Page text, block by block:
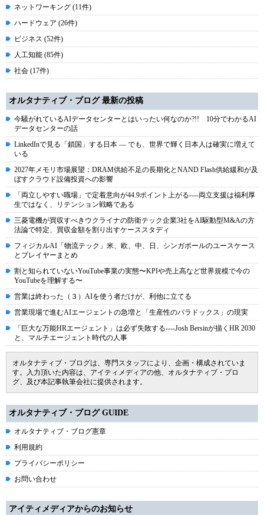
ネットワーキング (11件)
ハードウェア (26件)
ビジネス (52件)
人工知能 (85件)
社会 (17件)
オルタナティブ・ブログ 最新の投稿
今騒がれているAIデータセンターとはいったい何なのか?!! 10分でわかるAI
データセンターの話
LinkedInで見る「鎖国」する日本 ― でも、世界で輝く日本人は確実に増えて
いる
2027年メモリ市場展望：DRAM供給不足の長期化とNAND Flash供給緩和が及
ぼすクラウド設備投資への影響
「両立しやすい職場」で定着意向が44.9ポイント上がる----両立支援は福利厚
生ではなく、リテンション戦略である
三菱電機が買収すべきウクライナの防衛テック企業3社をAI駆動型M&Aの方
法論で特定、買収金額を割り出すケーススタディ
フィジカルAI「物流テック」米、欧、中、日、シンガポールのユースケース
とプレイヤーまとめ
割と知られていないYouTube事業の実態〜KPIや売上高など世界規模で今の
YouTubeを理解する〜
営業は終わった（３）AIを使う者だけが、利他に立てる
営業現場で進むAIエージェントの急増と「生産性のパラドックス」の現実
「巨大な万能HRエージェント」は必ず失敗する----Josh Bersinが描くHR 2030
と、マルチエージェント時代の人事
オルタナティブ・ブログは、専門スタッフにより、企画・構成されていま
す。入力頂いた内容は、アイティメディアの他、オルタナティブ・ブロ
グ、及び本記事執筆会社に提供されます。
オルタナティブ・ブログ GUIDE
オルタナティブ・ブログ憲章
利用規約
プライバシーポリシー
お問い合わせ
アイティメディアからのお知らせ